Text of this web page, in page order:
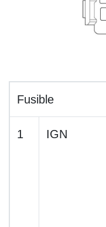
Fusible
1 IGN